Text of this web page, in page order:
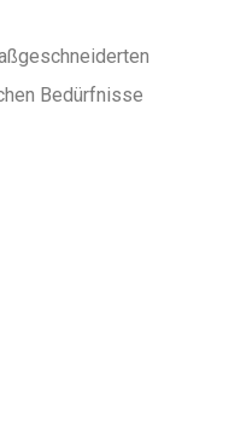
Bedürfnisse